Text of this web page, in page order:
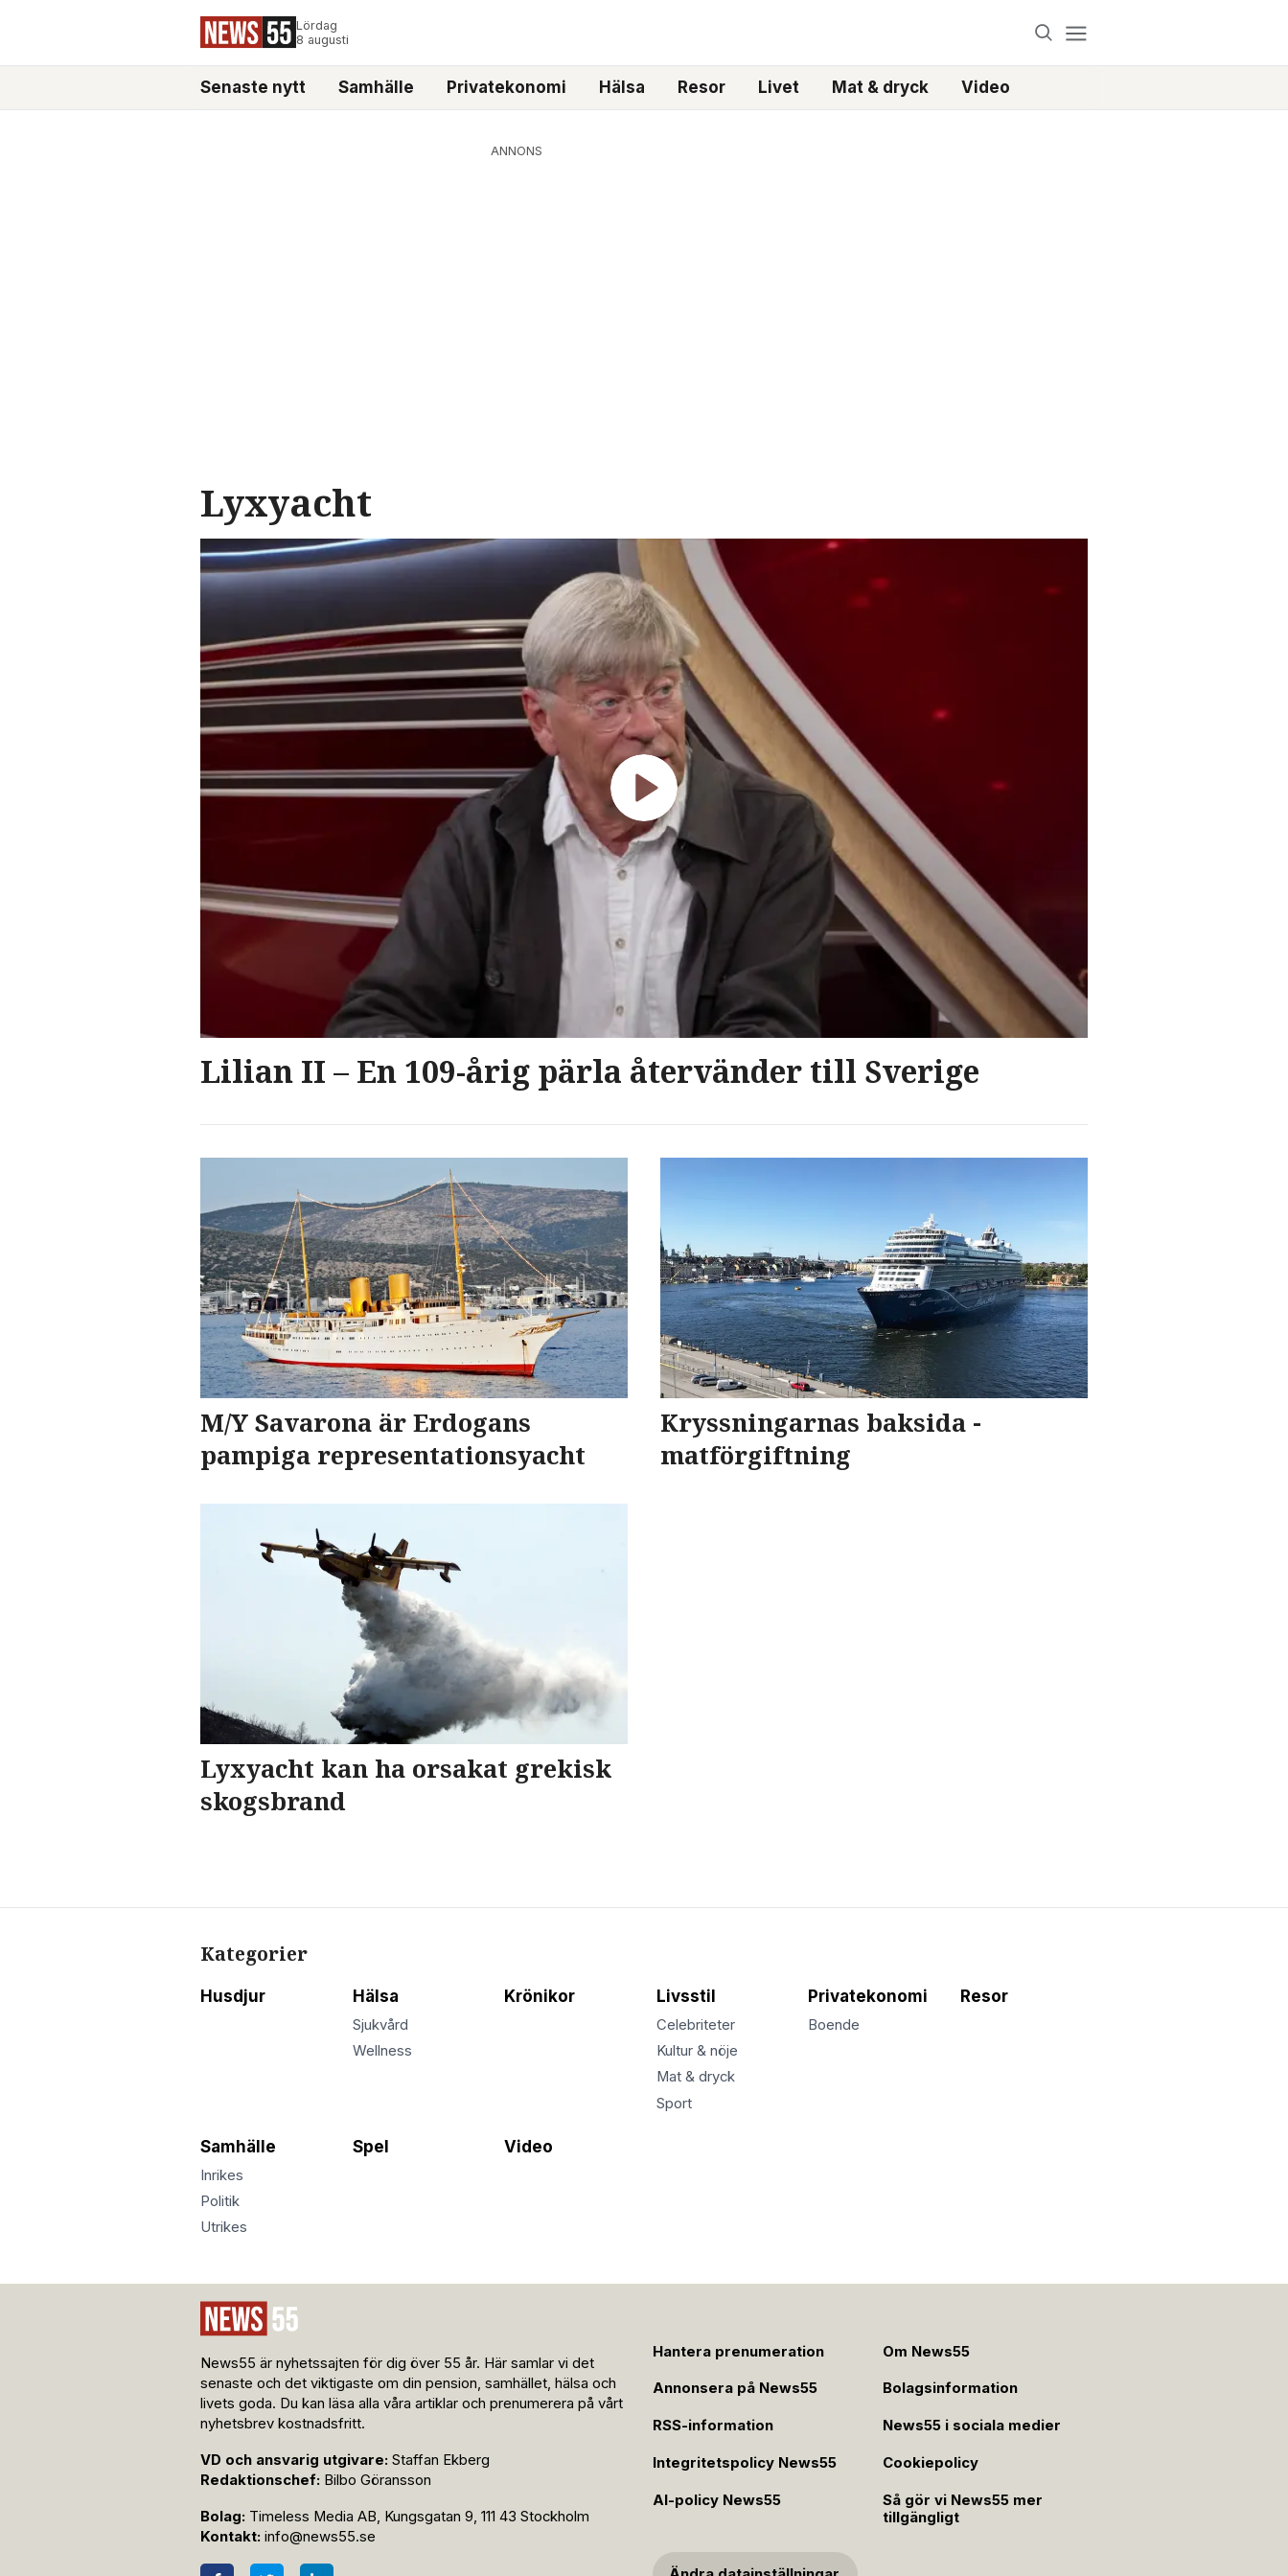
Lördag
8 augusti
Senaste nytt Samhälle Privatekonomi Hälsa Resor Livet Mat & dryck Video
ANNONS
Lyxyacht
Lilian II – En 109-årig pärla återvänder till Sverige
M/Y Savarona är Erdogans
pampiga representationsyacht
Kryssningarnas baksida -
matförgiftning
Lyxyacht kan ha orsakat grekisk
skogsbrand
Kategorier
Husdjur Hälsa
Sjukvård
Wellness
Krönikor Livsstil
Celebriteter
Kultur & nöje
Mat & dryck
Sport
Privatekonomi
Boende
Resor
Samhälle
Inrikes
Politik
Utrikes
Spel Video
News55 är nyhetssajten för dig över 55 år. Här samlar vi det
senaste och det viktigaste om din pension, samhället, hälsa och
livets goda. Du kan läsa alla våra artiklar och prenumerera på vårt
nyhetsbrev kostnadsfritt.
VD och ansvarig utgivare: Staffan Ekberg
Redaktionschef: Bilbo Göransson
Bolag: Timeless Media AB, Kungsgatan 9, 111 43 Stockholm
Kontakt: info@news55.se
Hantera prenumeration Om News55
Annonsera på News55 Bolagsinformation
RSS-information News55 i sociala medier
Integritetspolicy News55 Cookiepolicy
AI-policy News55
Så gör vi News55 mer
tillgängligt